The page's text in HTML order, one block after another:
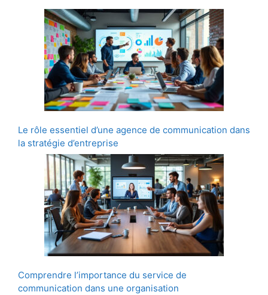
Le rôle essentiel d’une agence de communication dans
la stratégie d’entreprise
Comprendre l’importance du service de
communication dans une organisation